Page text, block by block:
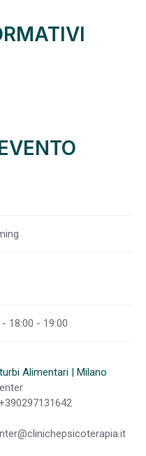
18:00 - 19:00
Alimentari | Milano